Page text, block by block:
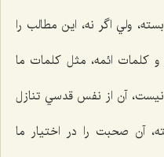
ولي اگر نه، اين مطالب را
و كلمات ائمه، مثل كلمات ما
آن از نفس قدسي تنازل
آن صحبت را در اختيار ما